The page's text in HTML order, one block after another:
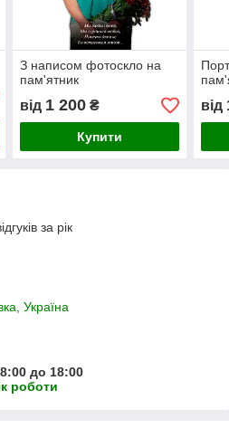
З написом фотоскло на
пам'ятник
від 1 200₴
Купити
від
за рік
Україна
до 18:00
роботи